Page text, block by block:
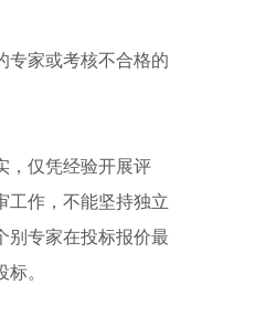
专家或考核不合格的
，仅凭经验开展评
工作，不能坚持独立
别专家在投标报价最
。